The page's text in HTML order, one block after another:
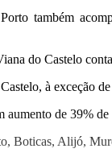
também
do Castelo
à exceção
de 39%
Boticas, Alijó,